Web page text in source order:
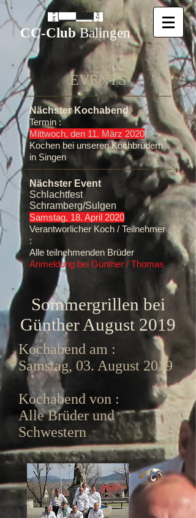
CC-ClubBalingen
EVENTS​
Nächster Kochabend
Termin :
Mittwoch, den 11. März 2020
Kochen bei unseren Kochbrüdern
in Singen
Nächster Event
Schlachtfest
Schramberg/Sulgen
Samstag, 18. April 2020
Verantworlicher Koch / Teilnehmer
:
Alle teilnehmenden Brüder
Anmeldung bei Günther / Thomas
Sommergrillen bei
Günther August 2019
Kochabend am :
Samstag, 03. August 2019
Kochabend von :
Alle Brüder und
Schwestern